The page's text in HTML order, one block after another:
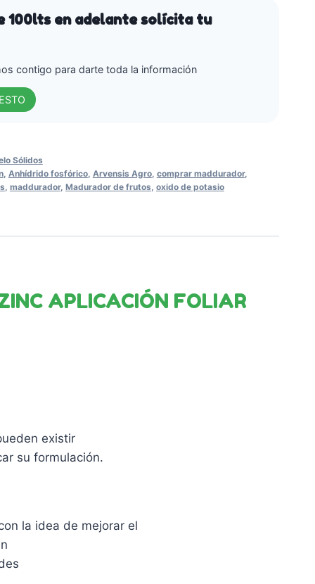
100lts en adelante solícita tu
contigo para darte toda la información
Sólidos
, Anhídrido fosfórico, Arvensis Agro, comprar maddurador,
maddurador, Madurador de frutos oxido de potasio
APLICACIÓN FOLIAR
existir
su formulación.
la idea de mejorar el